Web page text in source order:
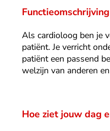
Functieomschrijving
Als cardioloog ben je
patiënt. Je verricht
patiënt een passend
welzijn van anderen
Hoe ziet jouw dag